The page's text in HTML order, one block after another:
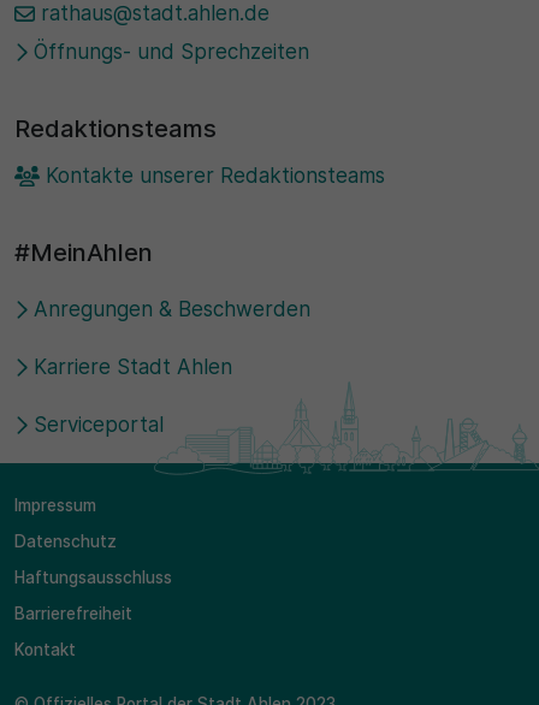
rathaus@stadt.ahlen.de
Öffnungs- und Sprechzeiten
Redaktionsteams
Kontakte unserer Redaktionsteams
#MeinAhlen
Anregungen & Beschwerden
Karriere Stadt Ahlen
Serviceportal
Impressum
Datenschutz
Haftungsausschluss
Barrierefreiheit
Kontakt